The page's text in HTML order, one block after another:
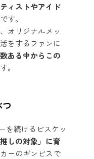
ィストやアイド
す。
オリジナルメッ
をするファンに
数ある中からこの
。
を続けるビスケッ
推しの対象」に育
ーのギンビスで